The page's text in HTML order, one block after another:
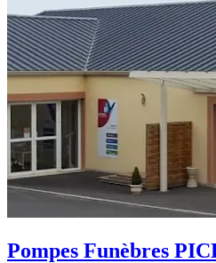
Pompes Funèbres